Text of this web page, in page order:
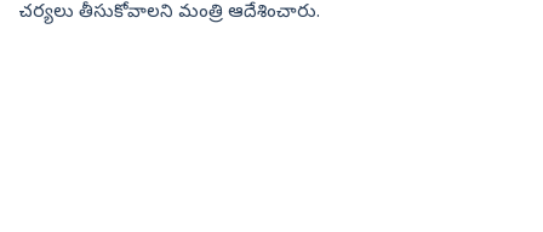
చర్యలు తీసుకోవాలని మంత్రి ఆదేశించారు.